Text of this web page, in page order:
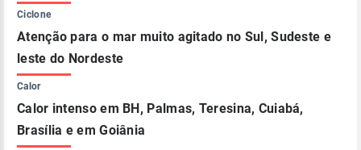
Ciclone
Atenção para o mar muito agitado no Sul, Sudeste e
leste do Nordeste
Calor
Calor intenso em BH, Palmas, Teresina, Cuiabá,
Brasília e em Goiânia